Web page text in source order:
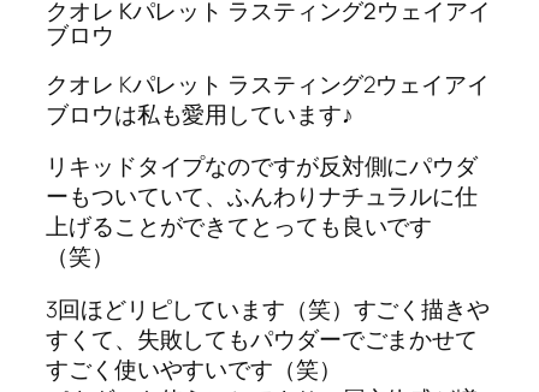
クオレ Kパレット ラスティング2ウェイアイ
ブロウ
クオレ Kパレット ラスティング2ウェイアイ
ブロウは私も愛用しています♪
リキッドタイプなのですが反対側にパウダ
ーもついていて、ふんわりナチュラルに仕
上げることができてとっても良いです
（笑）
3回ほどリピしています（笑）すごく描きや
すくて、失敗してもパウダーでごまかせて
すごく使いやすいです（笑）